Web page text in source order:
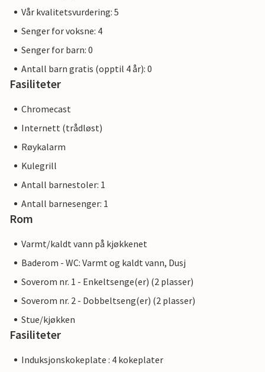
Vår kvalitetsvurdering: 5
Senger for voksne: 4
Senger for barn: 0
Antall barn gratis (opptil 4 år): 0
Fasiliteter
Chromecast
Internett (trådløst)
Røykalarm
Kulegrill
Antall barnestoler: 1
Antall barnesenger: 1
Rom
Varmt/kaldt vann på kjøkkenet
Baderom - WC: Varmt og kaldt vann, Dusj
Soverom nr. 1 - Enkeltsenge(er) (2 plasser)
Soverom nr. 2 - Dobbeltseng(er) (2 plasser)
Stue/kjøkken
Fasiliteter
Induksjonskokeplate : 4 kokeplater